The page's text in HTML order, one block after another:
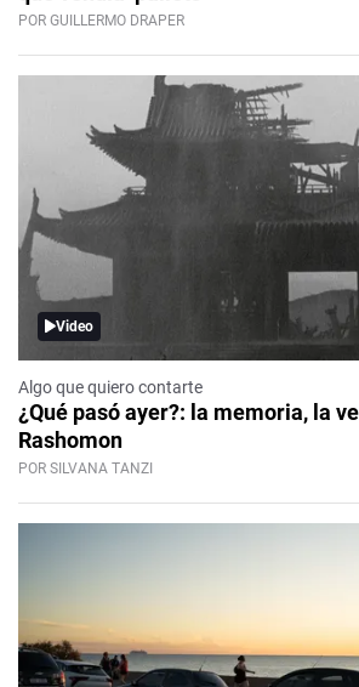
POR GUILLERMO DRAPER
Video
Algo que quiero contarte
¿Qué pasó ayer?: la memoria, la
Rashomon
POR SILVANA TANZI